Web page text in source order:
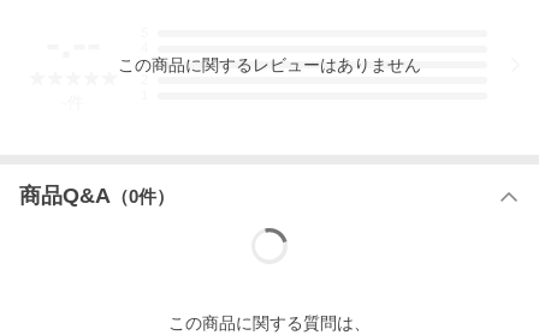
※国内縫製
---------------------------------
3
この商品に関するレビューはありません
商品Q&A （0件）
この商品に関する質問は、